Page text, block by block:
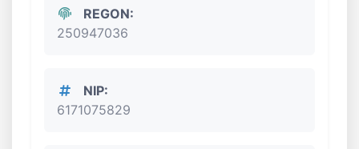
REGON:
250947036
NIP:
6171075829